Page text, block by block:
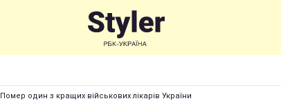
Помер один з кращих військових лікарів України